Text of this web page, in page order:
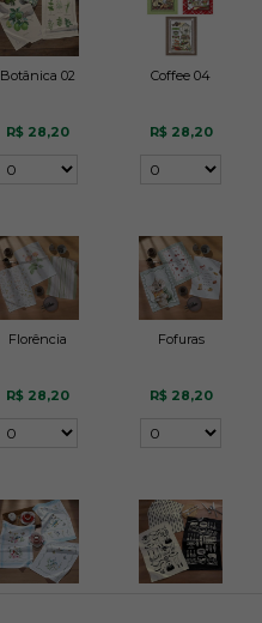
Botânica 02
R$ 28,20
Coffee 04
R$ 28,20
Florência
R$ 28,20
Fofuras
R$ 28,20